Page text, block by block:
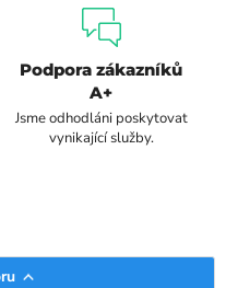
Podpora zákazníků
A+
Jsme odhodláni poskytovat
vynikající služby.